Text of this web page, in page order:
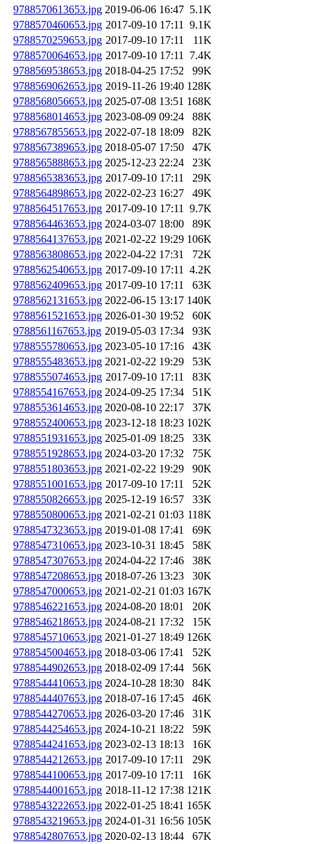
9788570613653.jpg 2019-06-06 16:47 5.1K
9788570460653.jpg 2017-09-10 17:11 9.1K
9788570259653.jpg 2017-09-10 17:11
11K
9788570064653.jpg 2017-09-10 17:11 7.4K
9788569538653.jpg 2018-04-25 17:52
99K
9788569062653.jpg 2019-11-26 19:40 128K
9788568056653.jpg 2025-07-08 13:51 168K
9788568014653.jpg 2023-08-09 09:24
88K
9788567855653.jpg 2022-07-18 18:09
82K
9788567389653.jpg 2018-05-07 17:50
47K
9788565888653.jpg 2025-12-23 22:24
23K
9788565383653.jpg 2017-09-10 17:11
29K
9788564898653.jpg 2022-02-23 16:27
49K
9788564517653.jpg 2017-09-10 17:11 9.7K
9788564463653.jpg 2024-03-07 18:00
89K
9788564137653.jpg 2021-02-22 19:29 106K
9788563808653.jpg 2022-04-22 17:31
72K
9788562540653.jpg 2017-09-10 17:11 4.2K
9788562409653.jpg 2017-09-10 17:11
63K
9788562131653.jpg 2022-06-15 13:17 140K
9788561521653.jpg 2026-01-30 19:52
60K
9788561167653.jpg 2019-05-03 17:34
93K
9788555780653.jpg 2023-05-10 17:16
43K
9788555483653.jpg 2021-02-22 19:29
53K
9788555074653.jpg 2017-09-10 17:11
83K
9788554167653.jpg 2024-09-25 17:34
51K
9788553614653.jpg 2020-08-10 22:17
37K
9788552400653.jpg 2023-12-18 18:23 102K
9788551931653.jpg 2025-01-09 18:25
33K
9788551928653.jpg 2024-03-20 17:32
75K
9788551803653.jpg 2021-02-22 19:29
90K
9788551001653.jpg 2017-09-10 17:11
52K
9788550826653.jpg 2025-12-19 16:57
33K
9788550800653.jpg 2021-02-21 01:03 118K
9788547323653.jpg 2019-01-08 17:41
69K
9788547310653.jpg 2023-10-31 18:45
58K
9788547307653.jpg 2024-04-22 17:46
38K
9788547208653.jpg 2018-07-26 13:23
30K
9788547000653.jpg 2021-02-21 01:03 167K
9788546221653.jpg 2024-08-20 18:01
20K
9788546218653.jpg 2024-08-21 17:32
15K
9788545710653.jpg 2021-01-27 18:49 126K
9788545004653.jpg 2018-03-06 17:41
52K
9788544902653.jpg 2018-02-09 17:44
56K
9788544410653.jpg 2024-10-28 18:30
84K
9788544407653.jpg 2018-07-16 17:45
46K
9788544270653.jpg 2026-03-20 17:46
31K
9788544254653.jpg 2024-10-21 18:22
59K
9788544241653.jpg 2023-02-13 18:13
16K
9788544212653.jpg 2017-09-10 17:11
29K
9788544100653.jpg 2017-09-10 17:11
16K
9788544001653.jpg 2018-11-12 17:38 121K
9788543222653.jpg 2022-01-25 18:41 165K
9788543219653.jpg 2024-01-31 16:56 105K
9788542807653.jpg 2020-02-13 18:44
67K